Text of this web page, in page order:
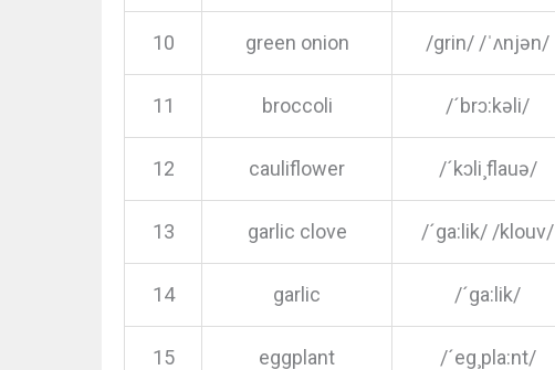
10 green onion /grin/ /ˈʌnjən/
11 broccoli /´brɔ:kəli/
12 cauliflower /´kɔli¸flauə/
13 garlic clove /´ga:lik/ /klouv/
14 garlic /´ga:lik/
15 eggplant /´eg¸pla:nt/